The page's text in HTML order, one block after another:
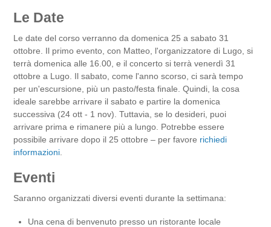
Le Date
Le date del corso verranno da domenica 25 a sabato 31
ottobre. Il primo evento, con Matteo, l'organizzatore di Lugo, si
terrà domenica alle 16.00, e il concerto si terrà venerdì 31
ottobre a Lugo. Il sabato, come l'anno scorso, ci sarà tempo
per un'escursione, più un pasto/festa finale. Quindi, la cosa
ideale sarebbe arrivare il sabato e partire la domenica
successiva (24 ott - 1 nov). Tuttavia, se lo desideri, puoi
arrivare prima e rimanere più a lungo. Potrebbe essere
possibile arrivare dopo il 25 ottobre – per favore richiedi
informazioni
Eventi
Saranno organizzati diversi eventi durante la settimana:
Una cena di benvenuto presso un ristorante locale